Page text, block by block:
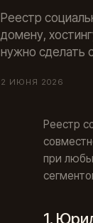
Реестр
домену,
нужно сделать
2 ИЮНЯ 2026
Реестр
при
1.